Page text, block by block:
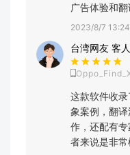
广告体验和翻
2023/8/7
台湾网友 客人
这款软件收
象案例，翻
作，还配有
者来说是非常